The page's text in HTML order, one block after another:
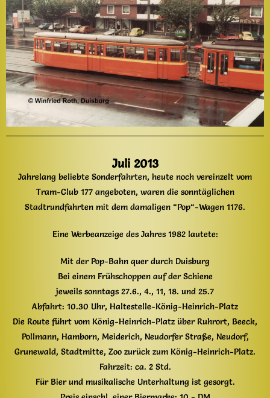
Juli 2013
Jahrelang beliebte Sonderfahrten, heute noch vereinzelt vom
Tram-Club 177 angeboten, waren die sonntäglichen
Stadtrundfahrten mit dem damaligen “Pop“-Wagen 1176.
Eine Werbeanzeige des Jahres 1982 lautete:
Mit der Pop-Bahn quer durch Duisburg
Bei einem Frühschoppen auf der Schiene
jeweils sonntags 27.6., 4., 11, 18. und 25.7
Abfahrt: 10.30 Uhr, Haltestelle-König-Heinrich-Platz
Die Route führt vom König-Heinrich-Platz über Ruhrort, Beeck,
Pollmann, Hamborn, Meiderich, Neudorfer Straße, Neudorf,
Grunewald, Stadtmitte, Zoo zurück zum König-Heinrich-Platz.
Fahrzeit: ca. 2 Std.
Für Bier und musikalische Unterhaltung ist gesorgt.